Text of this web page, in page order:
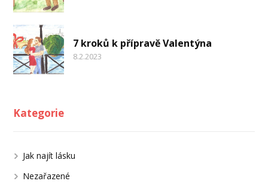
7 kroků k přípravě Valentýna
8.2.2023
Kategorie
Jak najít lásku
Nezařazené